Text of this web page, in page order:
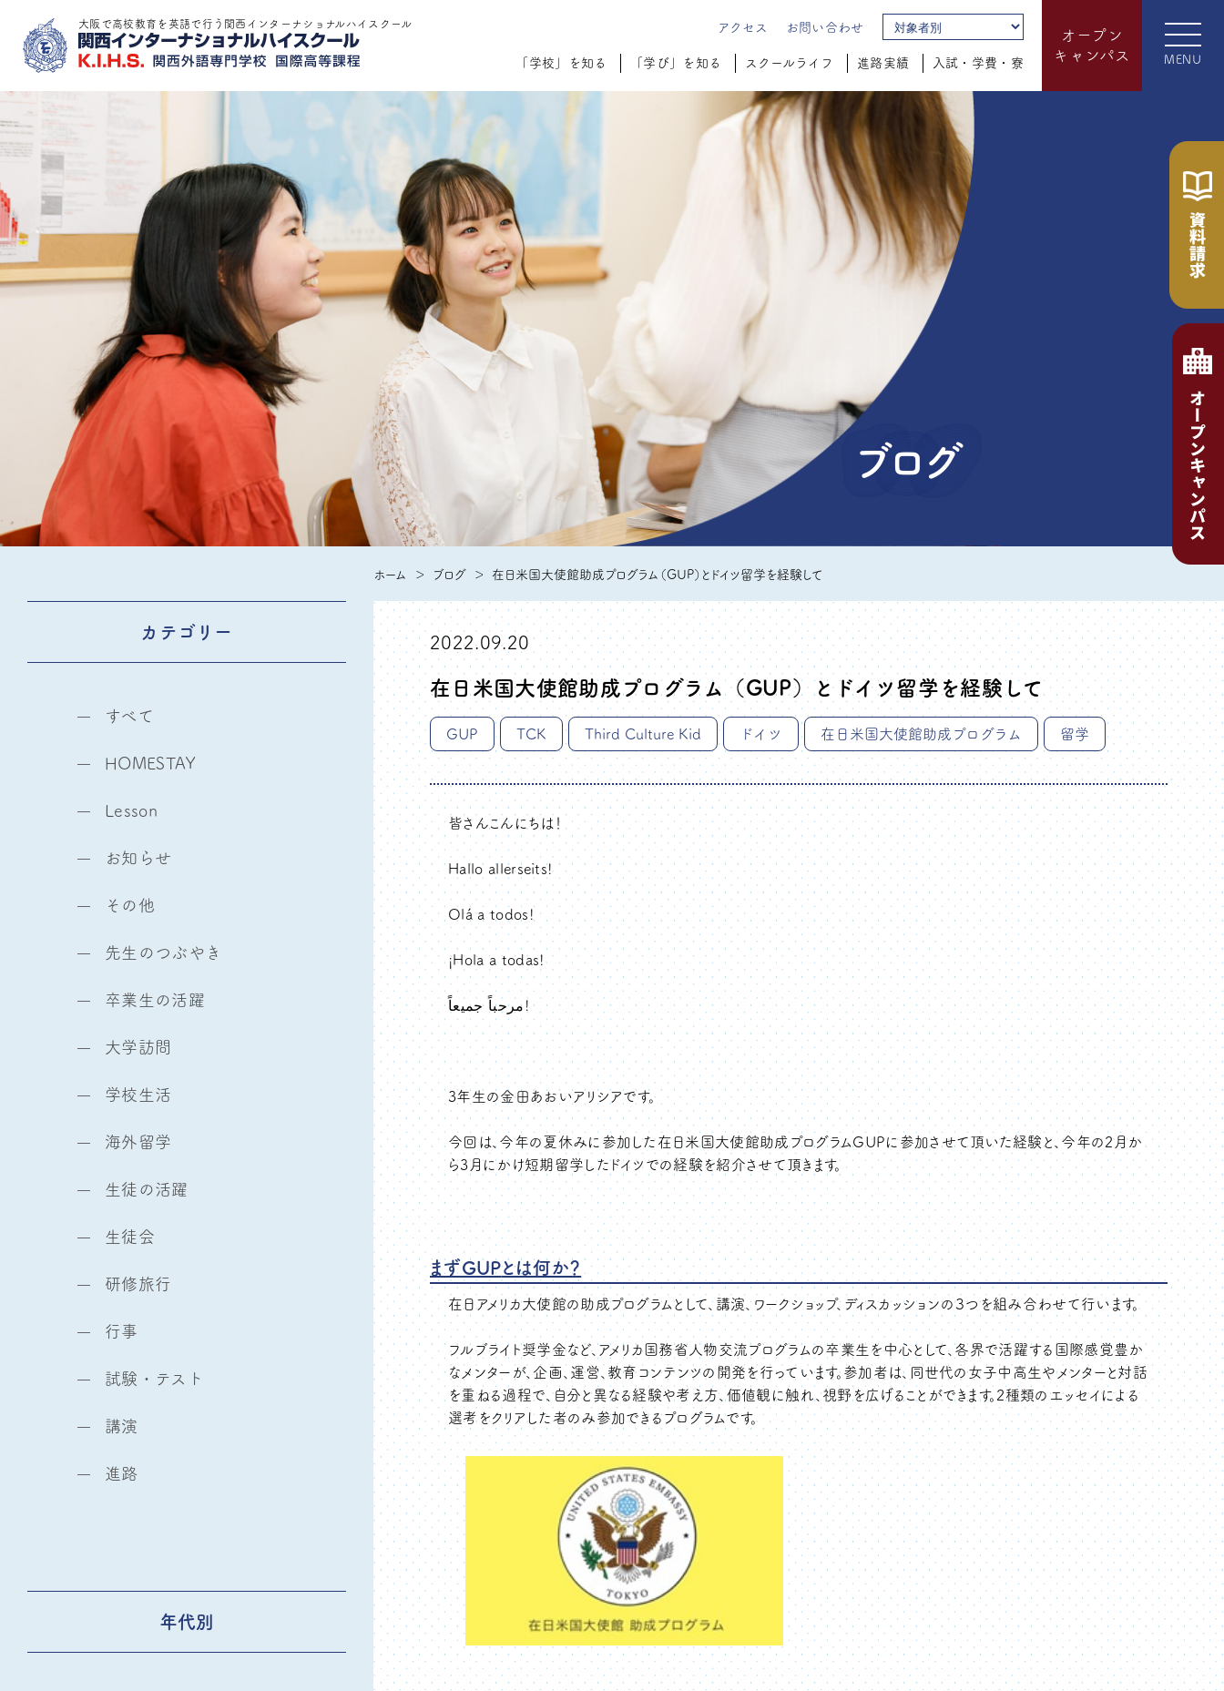
大阪で高校教育を英語で行う関西インターナショナルハイスクール アクセス お問い合わせ
「学校」を知る 「学び」を知る スクールライフ 進路実績 入試・学費・寮
オープン
キャンパス
MENU
ブログ
ホーム ブログ 在日米国大使館助成プログラム（GUP）とドイツ留学を経験して
2022.09.20
在日米国大使館助成プログラム（GUP）とドイツ留学を経験して
GUP TCK Third Culture Kid ドイツ 在日米国大使館助成プログラム 留学
皆さんこんにちは！
Hallo allerseits!
Olá a todos!
¡Hola a todas!
مرحباً جميعاً!
3年生の金田あおいアリシアです。
今回は、今年の夏休みに参加した在日米国大使館助成プログラムGUPに参加させて頂いた経験と、今年の2月か
ら3月にかけ短期留学したドイツでの経験を紹介させて頂きます。
まずGUPとは何か？
在日アメリカ大使館の助成プログラムとして、講演、ワークショップ、ディスカッションの３つを組み合わせて行います。
フルブライト奨学金など、アメリカ国務省人物交流プログラムの卒業生を中心として、各界で活躍する国際感覚豊か
なメンターが、企画、運営、教育コンテンツの開発を行っています。参加者は、同世代の女子中高生やメンターと対話
を重ねる過程で、自分と異なる経験や考え方、価値観に触れ、視野を広げることができます。2種類のエッセイによる
選考をクリアした者のみ参加できるプログラムです。
カテゴリー
すべて
HOMESTAY
Lesson
お知らせ
その他
先生のつぶやき
卒業生の活躍
大学訪問
学校生活
海外留学
生徒の活躍
生徒会
研修旅行
行事
試験・テスト
講演
進路
年代別